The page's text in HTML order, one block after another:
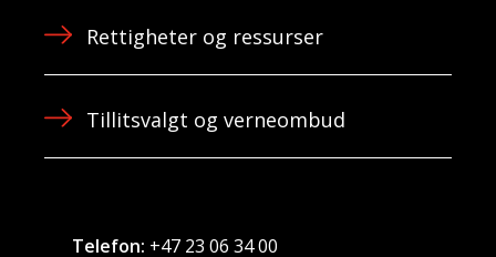
Rettigheter og ressurser
Tillitsvalgt og verneombud
Telefon: +47 23 06 34 00